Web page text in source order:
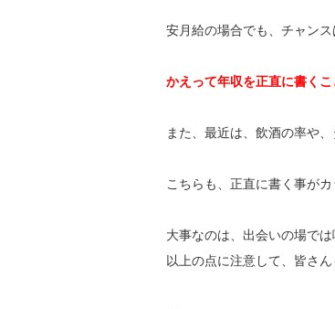
安月給の場合でも、チャンス
かえって年収を正直に書く
また、最近は、飲酒の率や
こちらも、正直に書く事が
大事なのは、出会いの場で
以上の点に注意して、皆さ